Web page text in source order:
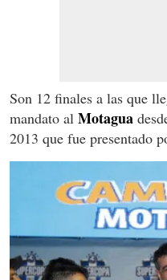
Son 12 finales a las que
mandato al Motagua
2013 que fue presentado